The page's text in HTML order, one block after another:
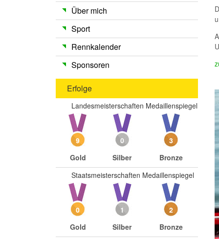
Über mich
Sport
Rennkalender
Sponsoren
Erfolge
Landesmeisterschaften Medaillenspiegel
9
Gold
0
Silber
3
Bronze
Staatsmeisterschaften Medaillenspiegel
0
Gold
1
Silber
2
Bronze